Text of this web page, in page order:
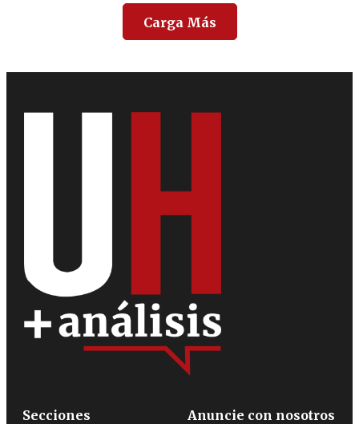
Carga Más
Secciones
Anuncie con nosotros